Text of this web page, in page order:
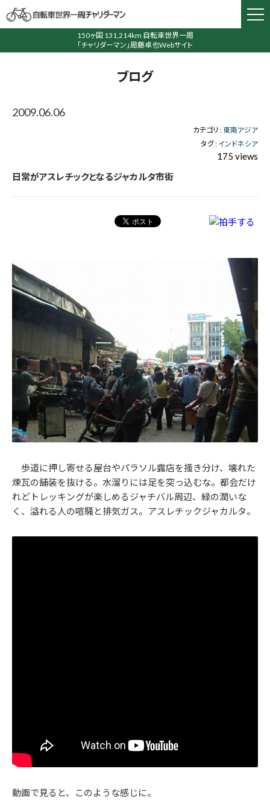
150ヶ国 131,214km 自転車世界一周
「チャリダーマン」周藤卓也Webサイト
ブログ
2009.06.06
カテゴリ : 東南アジア
タグ : インドネシア
175 views
日常がアスレチックとなるジャカルタ市街
歩道に押し寄せる屋台やパラソル露店を掻き分け、壊れた
煉瓦の舗装を抜ける。水溜りには足を突っ込むな。都会だけ
れどトレッキングが楽しめるジャチバル周辺、緑の潤いな
く、溢れる人の喧騒と排気ガス。アスレチックジャカルタ。
動画で見ると、このような感じに。